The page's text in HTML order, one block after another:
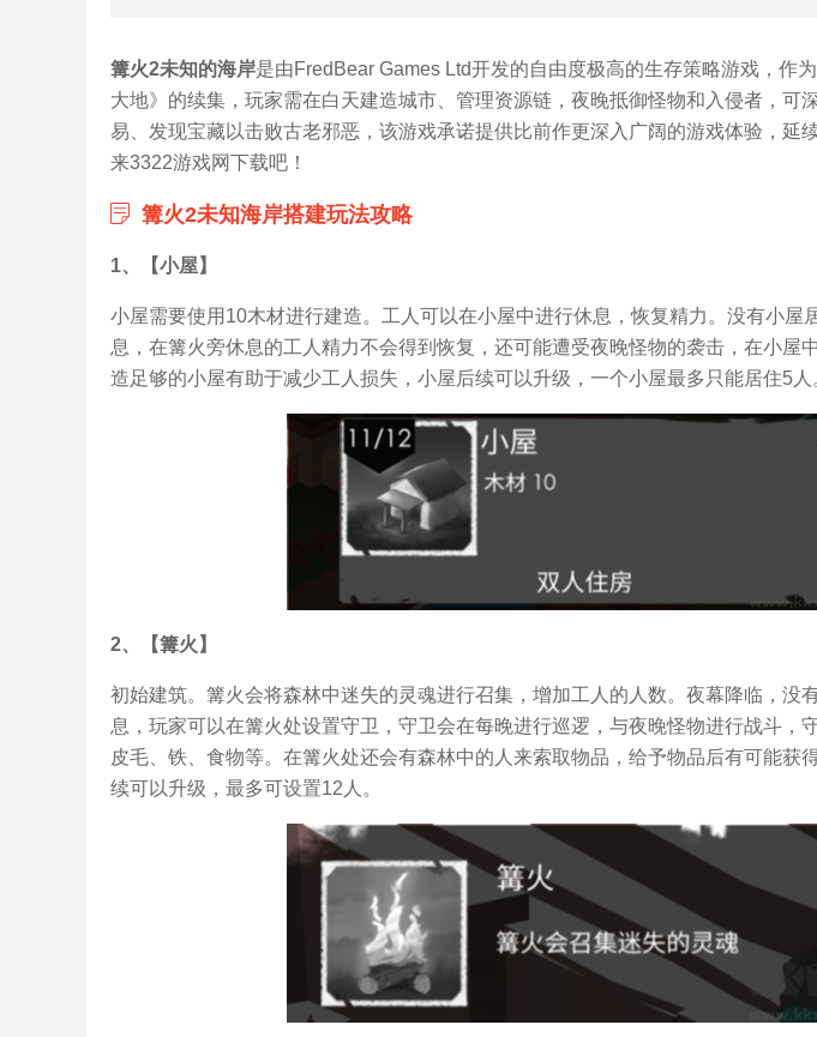
篝火2未知的海岸是由FredBear Games Ltd开发的自由度极高的生存策略游戏，作
大地》的续集，玩家需在白天建造城市、管理资源链，夜晚抵御怪物和入侵者，可
易、发现宝藏以击败古老邪恶，该游戏承诺提供比前作更深入广阔的游戏体验，延
来3322游戏网下载吧！
篝火2未知海岸搭建玩法攻略
1、【小屋】
小屋需要使用10木材进行建造。工人可以在小屋中进行休息，恢复精力。没有小屋
息，在篝火旁休息的工人精力不会得到恢复，还可能遭受夜晚怪物的袭击，在小屋
造足够的小屋有助于减少工人损失，小屋后续可以升级，一个小屋最多只能居住5人
2、【篝火】
初始建筑。篝火会将森林中迷失的灵魂进行召集，增加工人的人数。夜幕降临，没
息，玩家可以在篝火处设置守卫，守卫会在每晚进行巡逻，与夜晚怪物进行战斗，
皮毛、铁、食物等。在篝火处还会有森林中的人来索取物品，给予物品后有可能获
续可以升级，最多可设置12人。